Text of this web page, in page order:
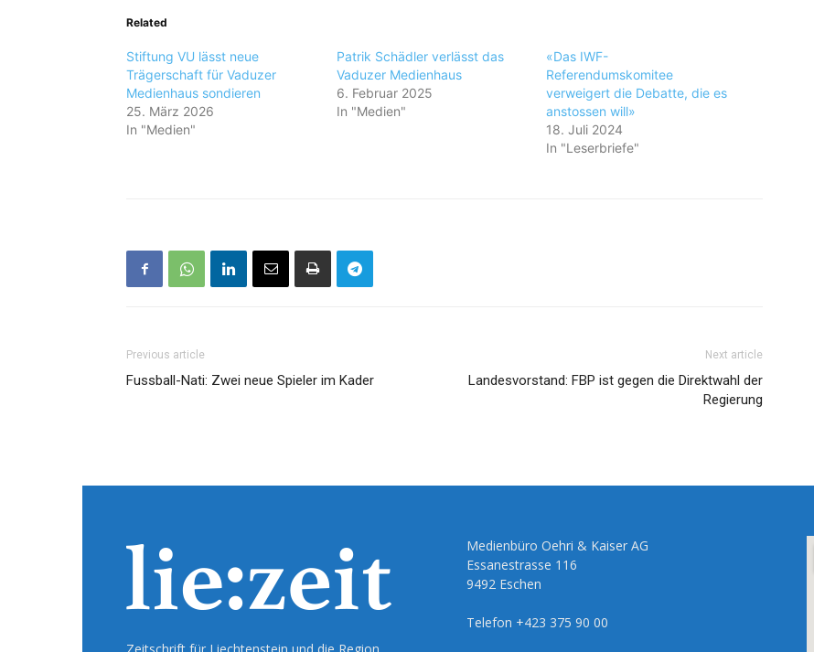
Related
Stiftung VU lässt neue
Trägerschaft für Vaduzer
Medienhaus sondieren
25. März 2026
In "Medien"
Patrik Schädler verlässt das
Vaduzer Medienhaus
6. Februar 2025
In "Medien"
«Das IWF-
Referendumskomitee
verweigert die Debatte, die es
anstossen will»
18. Juli 2024
In "Leserbriefe"
Previous article
Fussball-Nati: Zwei neue Spieler im Kader
Next article
Landesvorstand: FBP ist gegen die Direktwahl der
Regierung
Medienbüro Oehri & Kaiser AG
Essanestrasse 116
9492 Eschen
Telefon +423 375 90 00